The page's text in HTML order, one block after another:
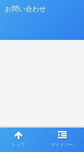
お問い合わせ
トップ サイドバー